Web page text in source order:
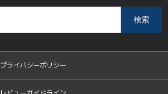
検索
プライバシーポリシー